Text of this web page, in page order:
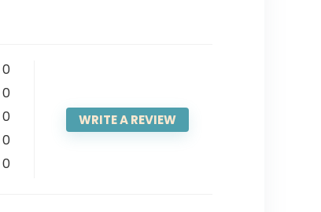
0
0
0
0
0
WRITE A REVIEW